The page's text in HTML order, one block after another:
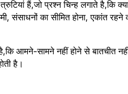
संसाधनों का सीमित होना, एकांत
आमने-सामने नहीं होने से बातचीत नहीं
है।